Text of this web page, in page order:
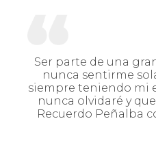
Ser parte de una
nunca sentirme
siempre teniendo mi
nunca olvidaré y
Recuerdo Peñalba